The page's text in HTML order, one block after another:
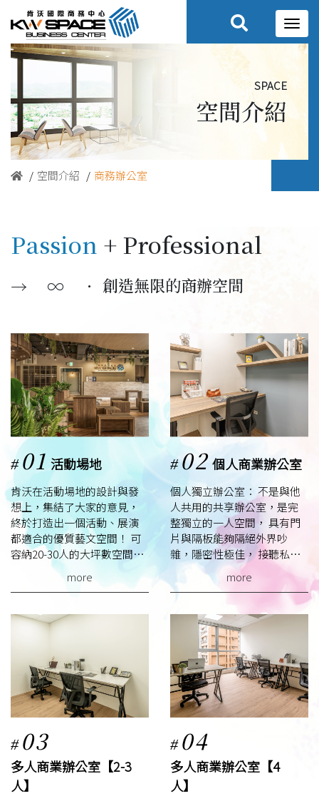
space
空間介紹
空間介紹 商務辦公室
Passion + Professional
—
→ ∞ ． 創造無限的商辦空間
# 01 活動場地
肯沃在活動場地的設計與發
想上，集結了大家的意見，
終於打造出一個活動、展演
都適合的優質藝文空間！ 可
容納20-30人的大坪數空間，
不論是想辦派對、演講、教
學都很適合！
more
#02個人商業辦公室
個人獨立辦公室： 不是與他
人共用的共享辦公室，是完
整獨立的一人空間， 具有門
片與隔板能夠隔絕外界吵
雜，隱密性極佳， 接聽私人
電話也很方便，適合需要極
度安靜及講究效率的上班
族。
more
# 03
多人商業辦公室【2-3
人】
# 04
多人商業辦公室【4
人】